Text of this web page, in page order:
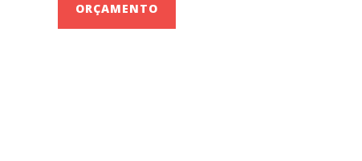
ORÇAMENTO